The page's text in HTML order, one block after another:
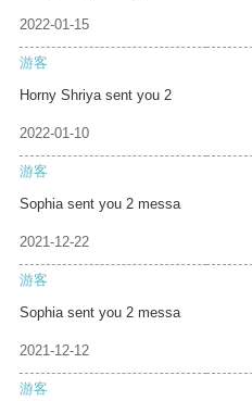
2022-01-15
游客
Horny Shriya sent you 2
2022-01-10
游客
Sophia sent you 2 messa
2021-12-22
游客
Sophia sent you 2 messa
2021-12-12
游客